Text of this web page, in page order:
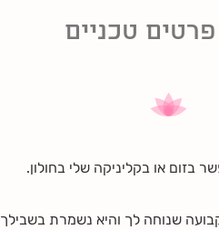
טכניים
בזום או בקליניקה שלי בחולון.
שנוחה לך והיא נשמרת בשבילך